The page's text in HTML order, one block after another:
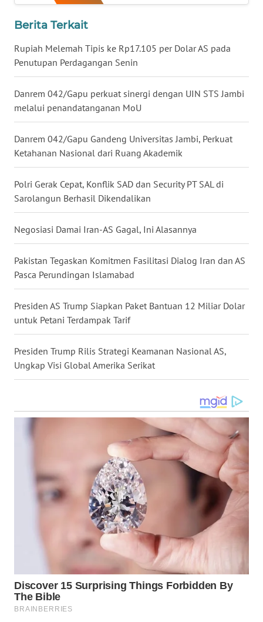
Berita Terkait
Rupiah Melemah Tipis ke Rp17.105 per Dolar AS pada
Penutupan Perdagangan Senin
Danrem 042/Gapu perkuat sinergi dengan UIN STS Jambi
melalui penandatanganan MoU
Danrem 042/Gapu Gandeng Universitas Jambi, Perkuat
Ketahanan Nasional dari Ruang Akademik
Polri Gerak Cepat, Konflik SAD dan Security PT SAL di
Sarolangun Berhasil Dikendalikan
Negosiasi Damai Iran-AS Gagal, Ini Alasannya
Pakistan Tegaskan Komitmen Fasilitasi Dialog Iran dan AS
Pasca Perundingan Islamabad
Presiden AS Trump Siapkan Paket Bantuan 12 Miliar Dolar
untuk Petani Terdampak Tarif
Presiden Trump Rilis Strategi Keamanan Nasional AS,
Ungkap Visi Global Amerika Serikat
WN
WN
WN
BALI
WN
KALBAR
WN
KALTENG
WN
KALTARA
WN
WN
GORONTALO
WN
WN
MALUT